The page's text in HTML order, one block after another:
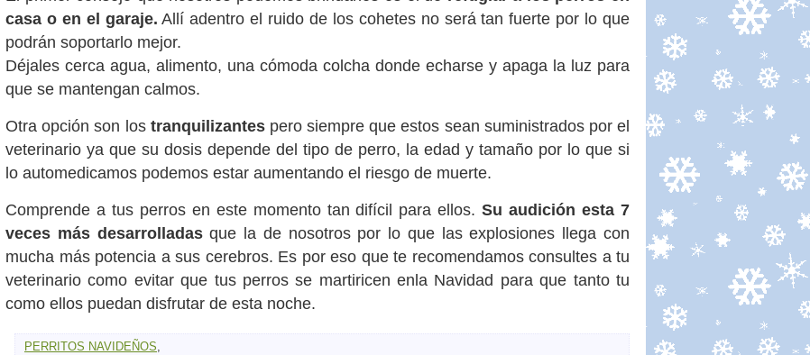
casa o en el garaje. Allí adentro el ruido de los cohetes no será tan fuerte por lo que
podrán soportarlo mejor.
Déjales cerca agua, alimento, una cómoda colcha donde echarse y apaga la luz para
que se mantengan calmos.
Otra opción son los tranquilizantespero siempre que estos sean suministrados por el
veterinario ya que su dosis depende del tipo de perro, la edad y tamaño por lo que si
lo automedicamos podemos estar aumentando el riesgo de muerte.
Comprende a tus perros en este momento tan difícil para ellos.Su audición esta 7
veces más desarrolladasque la de nosotros por lo que las explosiones llega con
mucha más potencia a sus cerebros. Es por eso que te recomendamos consultes a tu
veterinario como evitar que tus perros se martiricen enla Navidad para que tanto tu
como ellos puedan disfrutar de esta noche.
PERRITOS NAVIDEÑOS